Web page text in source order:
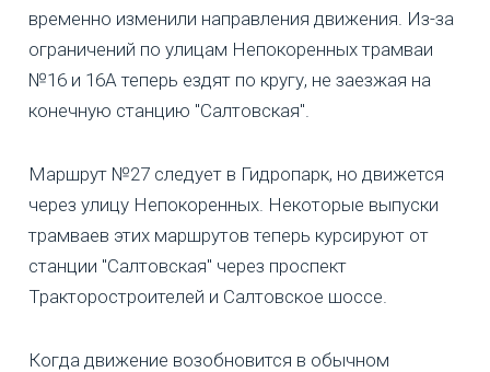
временно изменили направления движения. Из-за
ограничений по улицам Непокоренных трамваи
№16 и 16А теперь ездят по кругу, не заезжая на
конечную станцию "Салтовская".
Маршрут №27 следует в Гидропарк, но движется
через улицу Непокоренных. Некоторые выпуски
трамваев этих маршрутов теперь курсируют от
станции "Салтовская" через проспект
Тракторостроителей и Салтовское шоссе.
Когда движение возобновится в обычном